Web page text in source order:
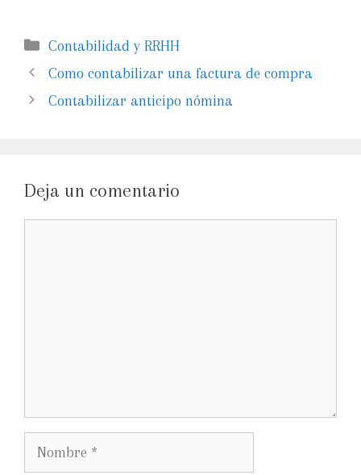
Contabilidad y RRHH
Como contabilizar una factura de compra
Contabilizar anticipo nómina
Deja un comentario